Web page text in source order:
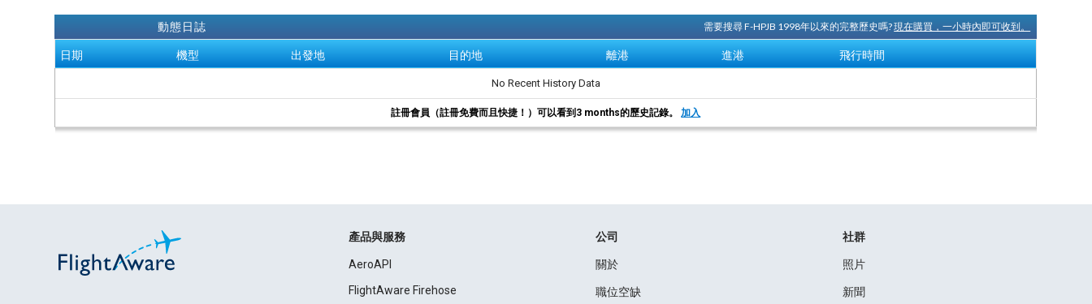
動態日誌 需要搜尋 F-HPJB 1998年以來的完整歷史嗎?現在購買，一小時內即可收到。
日期 機型 出發地 目的地 離港 進港 飛行時間
No Recent History Data
註冊會員（註冊免費而且快捷！）可以看到3 months的歷史記錄。加入
產品與服務
AeroAPI
FlightAware Firehose
公司
關於
職位空缺
社群
照片
新聞